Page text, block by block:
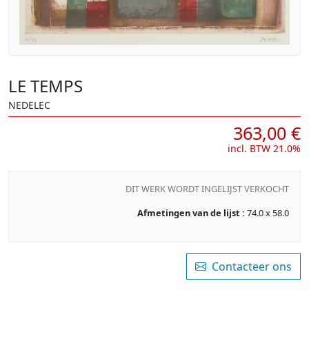
LE TEMPS
NEDELEC
363,00 €
incl. BTW 21.0%
DIT WERK WORDT INGELIJST VERKOCHT
Afmetingen van de lijst : 74.0 x 58.0
Contacteer ons